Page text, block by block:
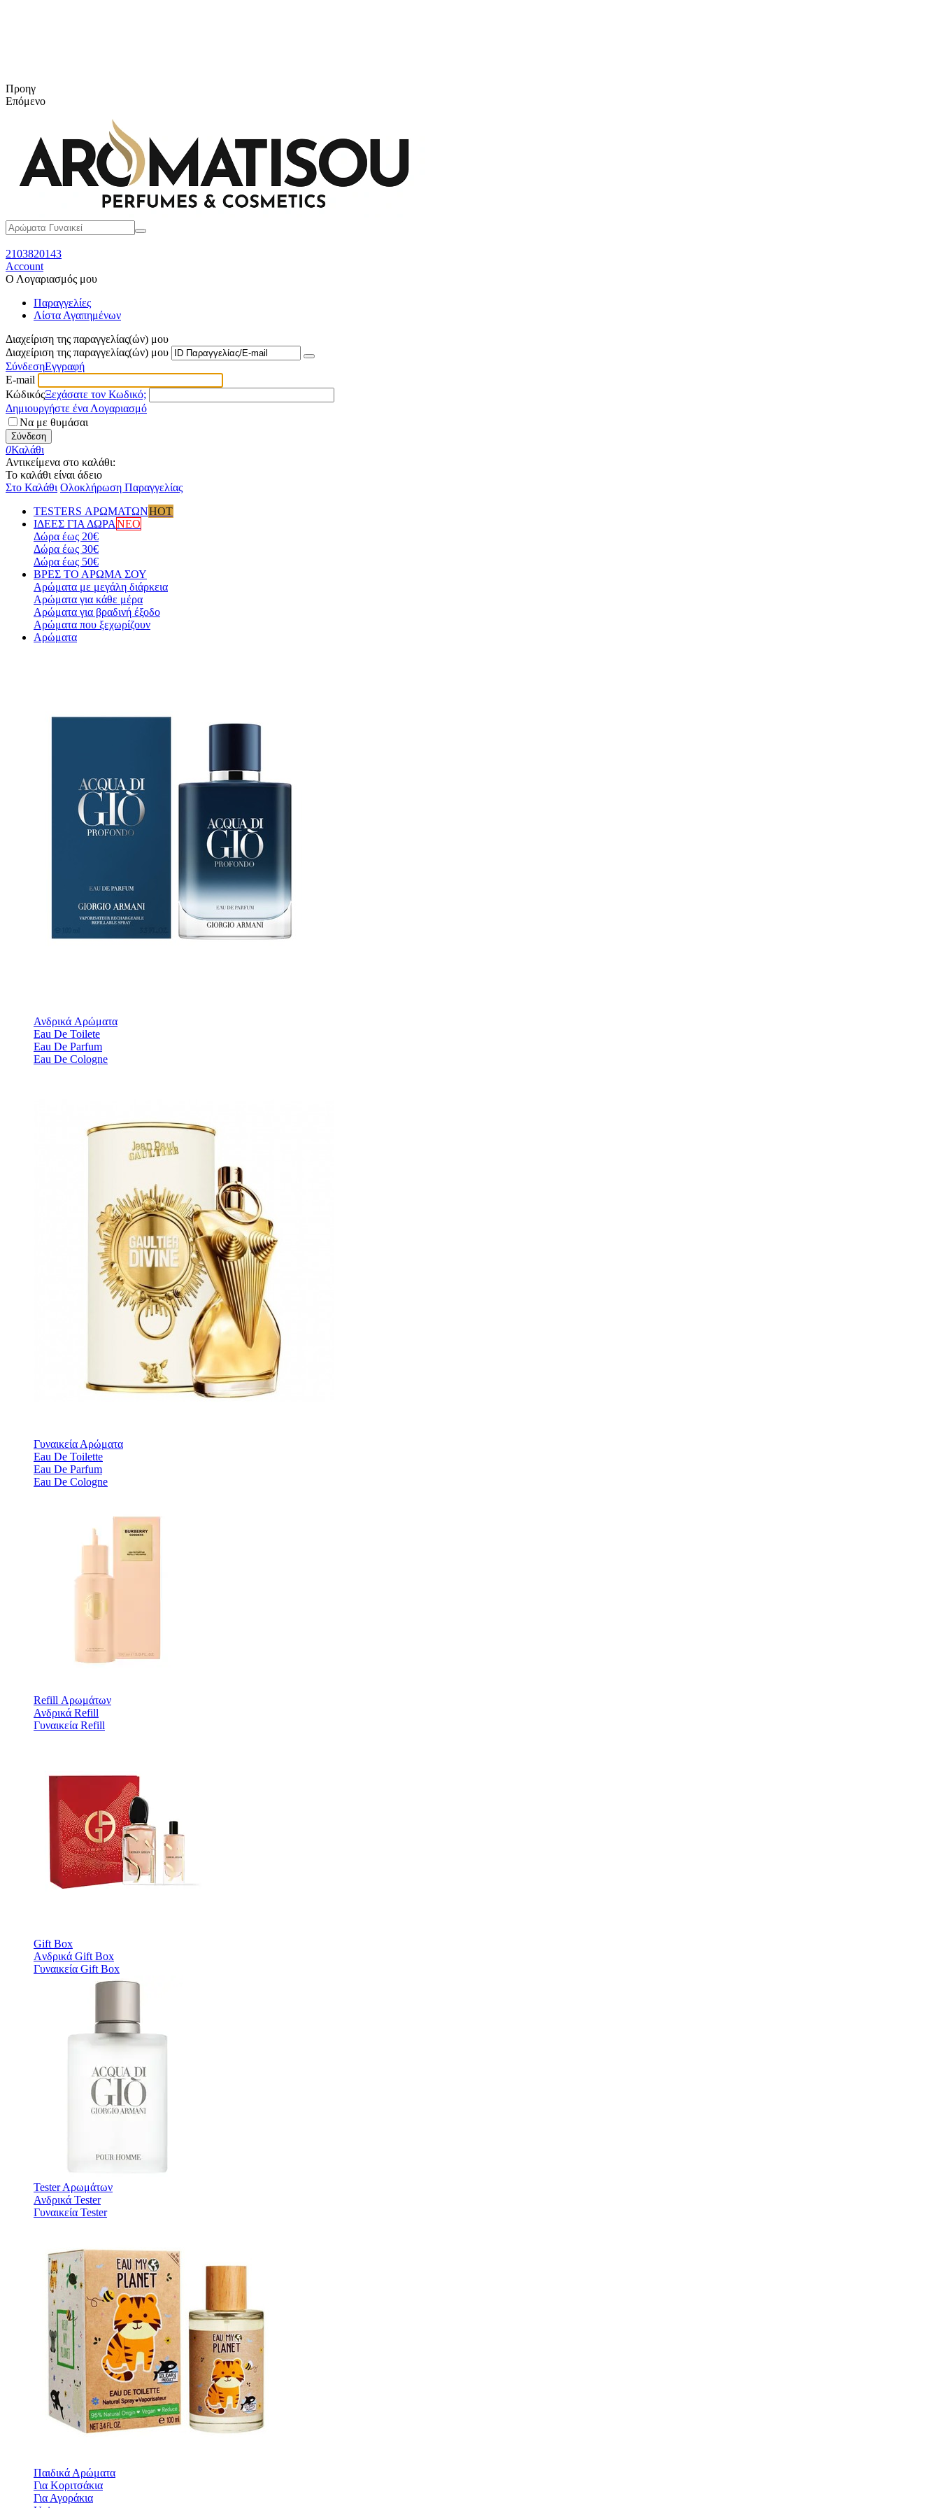
Προηγ
Επόμενο
2103820143
Account
Ο Λογαριασμός μου
Παραγγελίες
Λίστα Αγαπημένων
Διαχείριση της παραγγελίας(ών) μου
Διαχείριση της παραγγελίας(ών) μου
ΣύνδεσηΕγγραφή
E-mail
ΚώδικόςΞεχάσατε τον Κωδικό;
Δημιουργήστε ένα Λογαριασμό
Να με θυμάσαι
Σύνδεση
0Καλάθι
Αντικείμενα στο καλάθι:
Το καλάθι είναι άδειο
Στο Καλάθι Ολοκλήρωση Παραγγελίας
TESTERS ΑΡΩΜΑΤΩΝHOT
ΙΔΕΕΣ ΓΙΑ ΔΩΡΑΝΕΟ
Δώρα έως 20€
Δώρα έως 30€
Δώρα έως 50€
ΒΡΕΣ ΤΟ ΑΡΩΜΑ ΣΟΥ
Αρώματα με μεγάλη διάρκεια
Αρώματα για κάθε μέρα
Αρώματα για βραδινή έξοδο
Αρώματα που ξεχωρίζουν
Αρώματα
Ανδρικά Aρώματα
Eau De Toilete
Eau De Parfum
Eau De Cologne
Γυναικεία Αρώματα
Eau De Toilette
Eau De Parfum
Eau De Cologne
Refill Αρωμάτων
Ανδρικά Refill
Γυναικεία Refill
Gift Box
Aνδρικά Gift Box
Γυναικεία Gift Box
Tester Aρωμάτων
Ανδρικά Tester
Γυναικεία Tester
Παιδικά Αρώματα
Για Κοριτσάκια
Για Αγοράκια